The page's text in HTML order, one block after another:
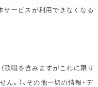
サービスが利用できなくなる
歌唱を含みますがこれに限り
ん。）、その他一切の情報・デ